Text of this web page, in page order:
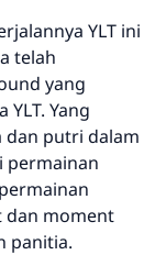
YLT ini
telah
yang
Yang
putri dalam
permainan
dan moment
panitia.